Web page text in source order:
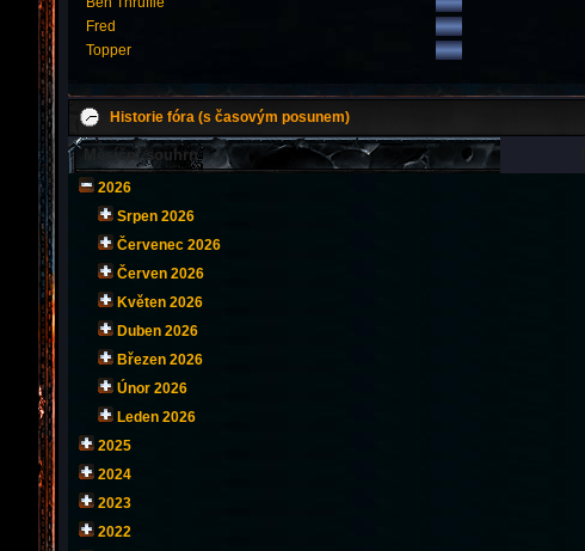
Fred
Topper
Historie fóra (s časovým posunem)
Měsíční souhrn
2026
Srpen 2026
Červenec 2026
Červen 2026
Květen 2026
Duben 2026
Březen 2026
Únor 2026
Leden 2026
2025
2024
2023
2022